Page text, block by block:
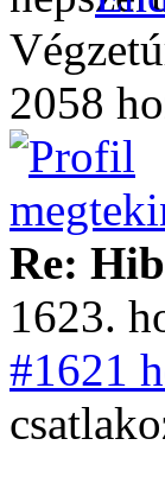
2058
Re:
1623.
#1621